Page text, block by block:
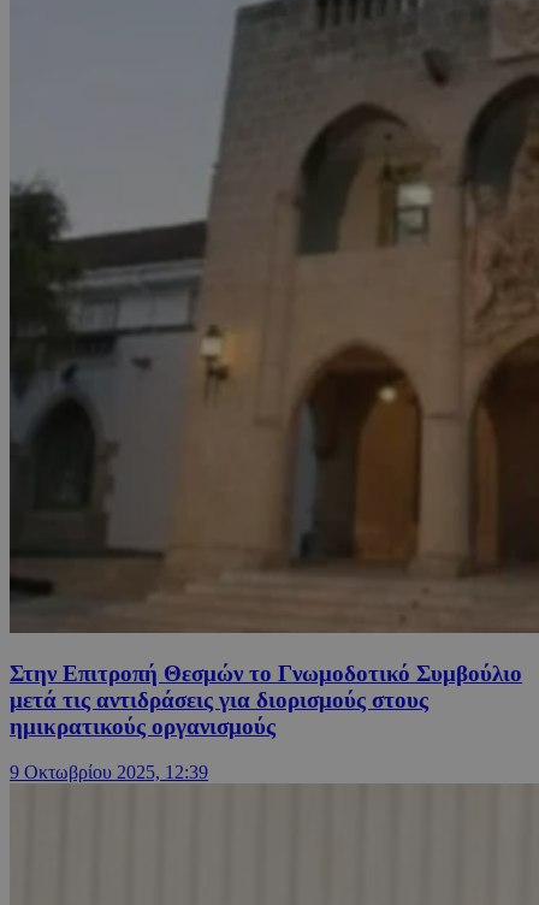
Στην Επιτροπή Θεσμών το Γνωμοδοτικό Συμβούλιο
μετά τις αντιδράσεις για διορισμούς στους
ημικρατικούς οργανισμούς
9 Οκτωβρίου 2025, 12:39